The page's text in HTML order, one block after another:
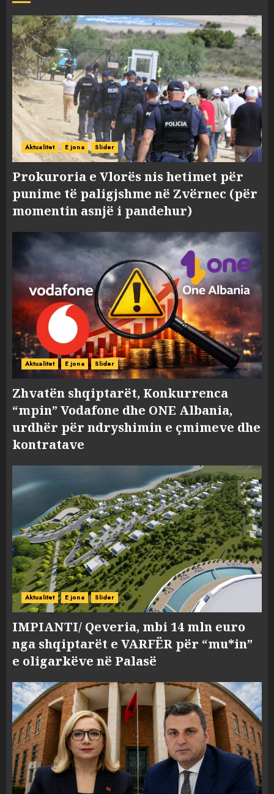
Aktualitet E jona Slider
Prokuroria e Vlorës nis hetimet për
punime të paligjshme në Zvërnec (për
momentin asnjë i pandehur)
Aktualitet E jona Slider
Zhvatën shqiptarët, Konkurrenca
“mpin” Vodafone dhe ONE Albania,
urdhër për ndryshimin e çmimeve dhe
kontratave
Aktualitet E jona Slider
IMPIANTI/ Qeveria, mbi 14 mln euro
nga shqiptarët e VARFËR për “mu*in”
e oligarkëve në Palasë